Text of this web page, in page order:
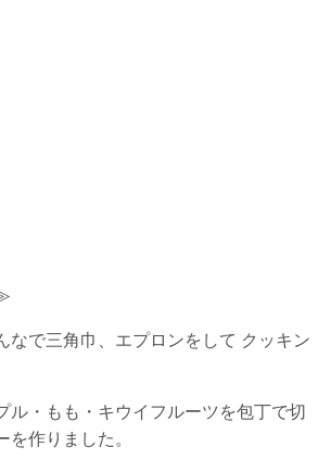
なで三角巾、エプロンをして クッキン
ル・もも・キウイフルーツを包丁で切
を作りました。